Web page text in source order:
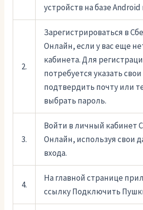
устройств на базе Android
2.
Зарегистрироваться в
Онлайн, если у вас еще
кабинета. Для
потребуется указать
подтвердить почту или
выбрать пароль.
3.
Войти в личный кабинет
Онлайн, используя свои
входа.
4.
На главной странице
ссылку Подключить